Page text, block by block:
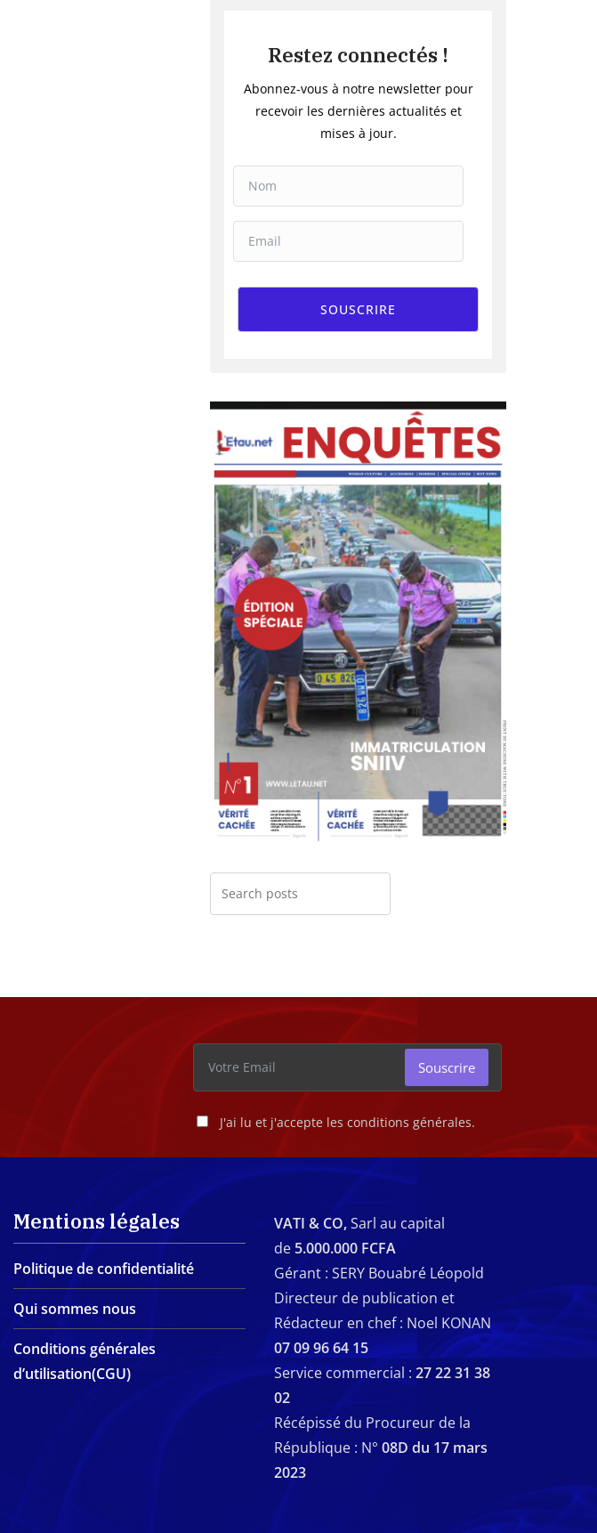
Restez connectés !
Abonnez-vous à notre newsletter pour
recevoir les dernières actualités et
mises à jour.
SOUSCRIRE
J'ai lu et j'accepte les conditions générales.
Souscrire
Mentions légales
Politique de confidentialité
Qui sommes nous
Conditions générales
d’utilisation(CGU)
VATI & CO,Sarl au capital
de 5.000.000 FCFA
Gérant : SERY Bouabré Léopold
Directeur de publication et
Rédacteur en chef : Noel KONAN
07 09 96 64 15
Service commercial : 27 22 31 38
02
Récépissé du Procureur de la
République : N° 08D du 17 mars
2023